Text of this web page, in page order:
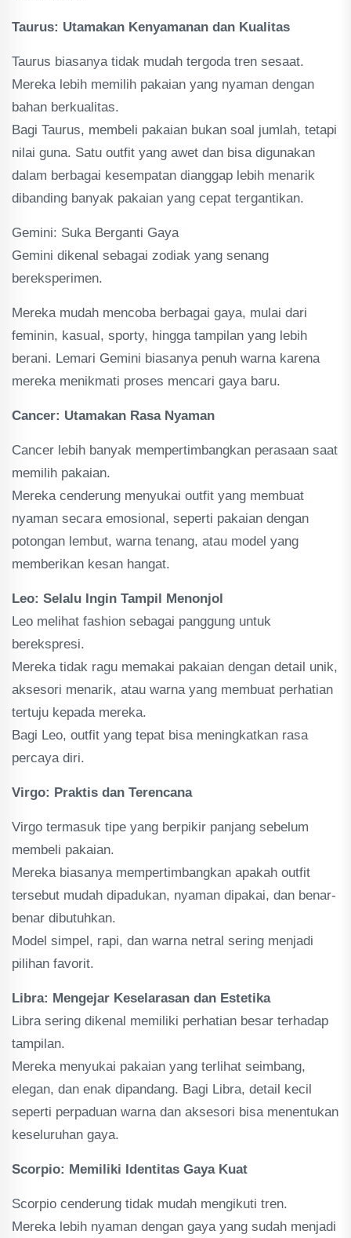
Taurus: Utamakan Kenyamanan dan Kualitas
Taurus biasanya tidak mudah tergoda tren sesaat.
Mereka lebih memilih pakaian yang nyaman dengan
bahan berkualitas.
Bagi Taurus, membeli pakaian bukan soal jumlah, tetapi
nilai guna. Satu outfit yang awet dan bisa digunakan
dalam berbagai kesempatan dianggap lebih menarik
dibanding banyak pakaian yang cepat tergantikan.
Gemini: Suka Berganti Gaya
Gemini dikenal sebagai zodiak yang senang
bereksperimen.
Mereka mudah mencoba berbagai gaya, mulai dari
feminin, kasual, sporty, hingga tampilan yang lebih
berani. Lemari Gemini biasanya penuh warna karena
mereka menikmati proses mencari gaya baru.
Cancer: Utamakan Rasa Nyaman
Cancer lebih banyak mempertimbangkan perasaan saat
memilih pakaian.
Mereka cenderung menyukai outfit yang membuat
nyaman secara emosional, seperti pakaian dengan
potongan lembut, warna tenang, atau model yang
memberikan kesan hangat.
Leo: Selalu Ingin Tampil Menonjol
Leo melihat fashion sebagai panggung untuk
berekspresi.
Mereka tidak ragu memakai pakaian dengan detail unik,
aksesori menarik, atau warna yang membuat perhatian
tertuju kepada mereka.
Bagi Leo, outfit yang tepat bisa meningkatkan rasa
percaya diri.
Virgo: Praktis dan Terencana
Virgo termasuk tipe yang berpikir panjang sebelum
membeli pakaian.
Mereka biasanya mempertimbangkan apakah outfit
tersebut mudah dipadukan, nyaman dipakai, dan benar-
benar dibutuhkan.
Model simpel, rapi, dan warna netral sering menjadi
pilihan favorit.
Libra: Mengejar Keselarasan dan Estetika
Libra sering dikenal memiliki perhatian besar terhadap
tampilan.
Mereka menyukai pakaian yang terlihat seimbang,
elegan, dan enak dipandang. Bagi Libra, detail kecil
seperti perpaduan warna dan aksesori bisa menentukan
keseluruhan gaya.
Scorpio: Memiliki Identitas Gaya Kuat
Scorpio cenderung tidak mudah mengikuti tren.
Mereka lebih nyaman dengan gaya yang sudah menjadi